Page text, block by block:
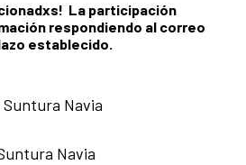
La participación
respondiendo al correo
establecido.
Navia
Navia